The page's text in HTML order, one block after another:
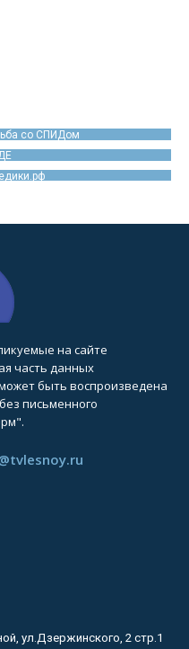
со СПИДом
на сайте
часть данных
быть воспроизведена
письменного
ул.Дзержинского, 2 стр.1